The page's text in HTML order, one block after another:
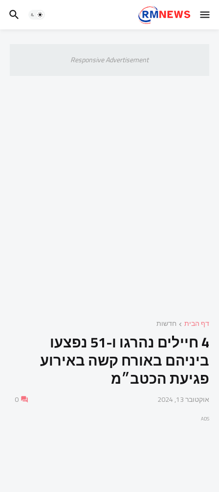
Responsive Advertisement
דף הבית חדשות
4 חיילים נהרגו ו-51 נפצעו
ביניהם באורח קשה באירוע
פגיעת הכטב״מ
אוקטובר 13, 2024 0
ADS